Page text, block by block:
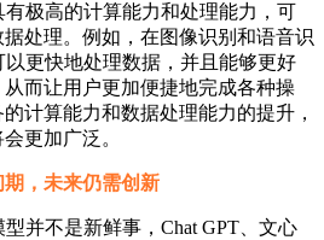
极高的计算能力和处理能力，可
处理。例如，在图像识别和语音识
更快地处理数据，并且能够更好
而让用户更加便捷地完成各种操
计算能力和数据处理能力的提升，
更加广泛。
，未来仍需创新
不是新鲜事，Chat GPT、文心